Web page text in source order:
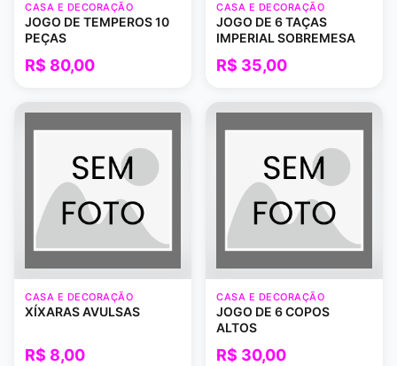
CASA E DECORAÇÃO
JOGO DE TEMPEROS 10
PEÇAS
R$ 80,00
CASA E DECORAÇÃO
JOGO DE 6 TAÇAS
IMPERIAL SOBREMESA
R$ 35,00
CASA E DECORAÇÃO
XÍXARAS AVULSAS
R$ 8,00
CASA E DECORAÇÃO
JOGO DE 6 COPOS
ALTOS
R$ 30,00